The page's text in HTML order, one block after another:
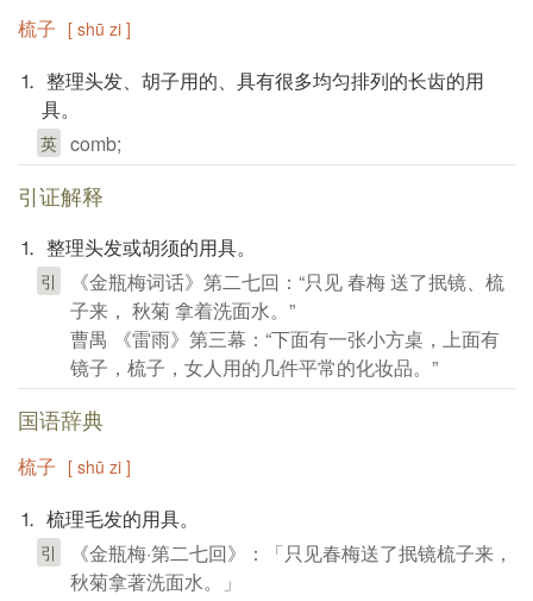
梳子 [ shū zi ]
⒈ 整理头发、胡子用的、具有很多均匀排列的长齿的用
具。
英 comb;
引证解释
⒈ 整理头发或胡须的用具。
引
《金瓶梅词话》第二七回：“只见 春梅 送了抿镜、梳
子来， 秋菊 拿着洗面水。”
曹禺 《雷雨》第三幕：“下面有一张小方桌，上面有
镜子，梳子，女人用的几件平常的化妆品。”
国语辞典
梳子 [ shū zi ]
⒈ 梳理毛发的用具。
引
《金瓶梅·第二七回》：「只见春梅送了抿镜梳子来，
秋菊拿著洗面水。」